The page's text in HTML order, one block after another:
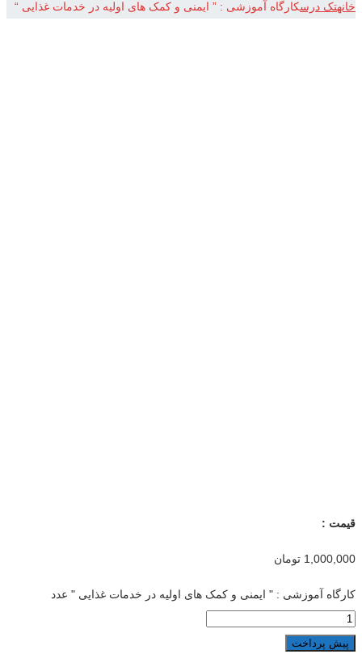
خانهتک درسکارگاه آموزشی : ” ایمنی و کمک های اولیه در خدمات غذایی “
قیمت :
1,000,000 تومان
کارگاه آموزشی : " ایمنی و کمک های اولیه در خدمات غذایی " عدد
پیش پرداخت